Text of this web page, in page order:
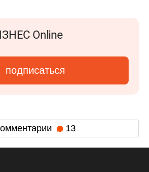
Online
подписаться
13